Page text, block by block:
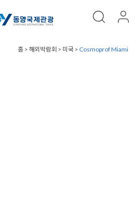
홈 > 해외박람회 > 미국 > Cosmoprof Miami